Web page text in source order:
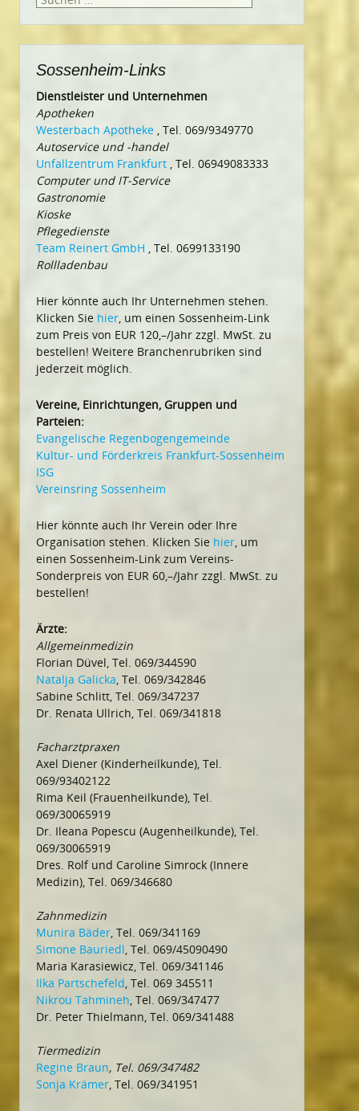
Sossenheim-Links
Dienstleister und Unternehmen
Apotheken
Westerbach Apotheke , Tel. 069/9349770
Autoservice und -handel
Unfallzentrum Frankfurt , Tel. 06949083333
Computer und IT-Service
Gastronomie
Kioske
Pflegedienste
Team Reinert GmbH , Tel. 0699133190
Rollladenbau
Hier könnte auch Ihr Unternehmen stehen.
Klicken Sie hier , um einen Sossenheim-Link
zum Preis von EUR 120,–/Jahr zzgl. MwSt. zu
bestellen! Weitere Branchenrubriken sind
jederzeit möglich.
Vereine, Einrichtungen, Gruppen und
Parteien:
Evangelische Regenbogengemeinde
Kultur- und Förderkreis Frankfurt-Sossenheim
ISG
Vereinsring Sossenheim
Hier könnte auch Ihr Verein oder Ihre
Organisation stehen. Klicken Sie hier , um
einen Sossenheim-Link zum Vereins-
Sonderpreis von EUR 60,–/Jahr zzgl. MwSt. zu
bestellen!
Ärzte:
Allgemeinmedizin
Florian Düvel, Tel. 069/344590
Natalja Galicka , Tel. 069/342846
Sabine Schlitt, Tel. 069/347237
Dr. Renata Ullrich, Tel. 069/341818
Facharztpraxen
Axel Diener (Kinderheilkunde), Tel.
069/93402122
Rima Keil (Frauenheilkunde), Tel.
069/30065919
Dr. Ileana Popescu (Augenheilkunde), Tel.
069/30065919
Dres. Rolf und Caroline Simrock (Innere
Medizin), Tel. 069/346680
Zahnmedizin
Munira Bäder , Tel. 069/341169
Simone Bauriedl , Tel. 069/45090490
Maria Karasiewicz, Tel. 069/341146
Ilka Partschefeld , Tel. 069 345511
Nikrou Tahmineh , Tel. 069/347477
Dr. Peter Thielmann, Tel. 069/341488
Tiermedizin
Regine Braun, Tel. 069/347482
Sonja Krämer , Tel. 069/341951